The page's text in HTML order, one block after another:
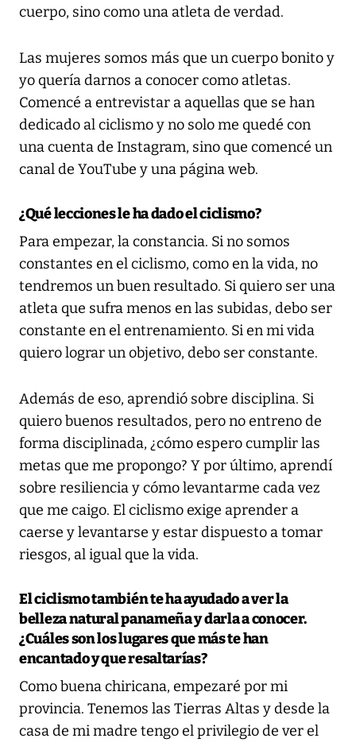
cuerpo, sino como una atleta de verdad.
Las mujeres somos más que un cuerpo bonito y
yo quería darnos a conocer como atletas.
Comencé a entrevistar a aquellas que se han
dedicado al ciclismo y no solo me quedé con
una cuenta de Instagram, sino que comencé un
canal de YouTube y una página web.
¿Qué lecciones le ha dado el ciclismo?
Para empezar, la constancia. Si no somos
constantes en el ciclismo, como en la vida, no
tendremos un buen resultado. Si quiero ser una
atleta que sufra menos en las subidas, debo ser
constante en el entrenamiento. Si en mi vida
quiero lograr un objetivo, debo ser constante.
Además de eso, aprendió sobre disciplina. Si
quiero buenos resultados, pero no entreno de
forma disciplinada, ¿cómo espero cumplir las
metas que me propongo? Y por último, aprendí
sobre resiliencia y cómo levantarme cada vez
que me caigo. El ciclismo exige aprender a
caerse y levantarse y estar dispuesto a tomar
riesgos, al igual que la vida.
El ciclismo también te ha ayudado a ver la
belleza natural panameña y darla a conocer.
¿Cuáles son los lugares que más te han
encantado y que resaltarías?
Como buena chiricana, empezaré por mi
provincia. Tenemos las Tierras Altas y desde la
casa de mi madre tengo el privilegio de ver el